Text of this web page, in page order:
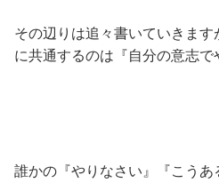
その辺りは追々書いていきま
に共通するのは『自分の意志で
誰かの『やりなさい』『こう